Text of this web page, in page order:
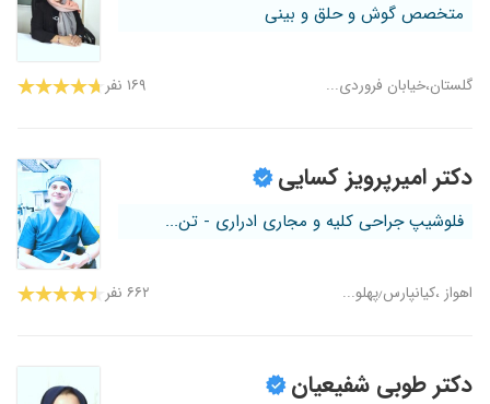
متخصص گوش و حلق و بینی
گلستان،خیابان فروردی... ۱۶۹ نفر
دکتر امیرپرویز کسایی
فلوشیپ جراحی کلیه و مجاری ادراری - تن...
اهواز ،کیانپارس٫پهلو... ۶۶۲ نفر
دکتر طوبی شفیعیان